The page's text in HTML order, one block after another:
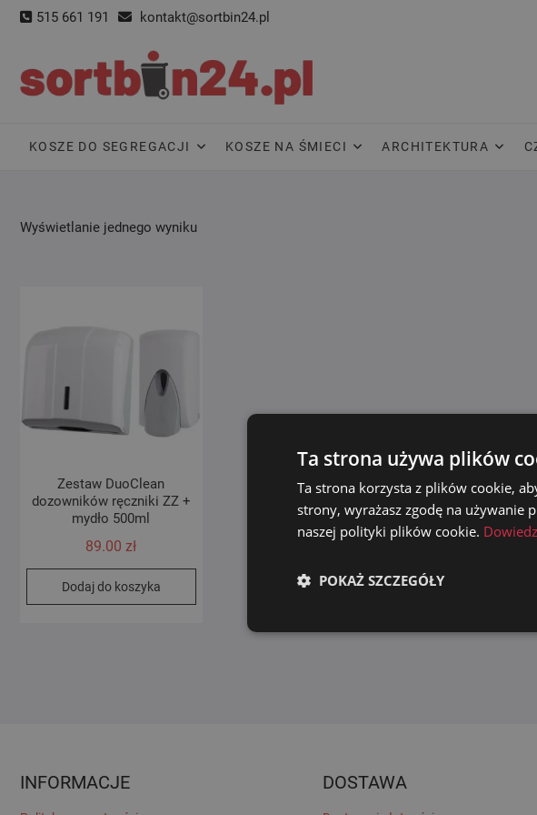
Skip
515 661 191 kontakt@sortbin24.pl
KOSZE DO SEGREGACJI KOSZE NA ŚMIECI ARCHITEKTURA
Wyświetlanie jednego wyniku
Zestaw DuoClean
dozowników ręczniki ZZ +
mydło 500ml
89.00 zł
Dodaj do koszyka
INFORMACJE DOSTAWA
Ta strona używa plików
Ta strona korzysta z plików cookie,
strony, wyrażasz zgodę na używanie
naszej polityki plików cookie.
POKAŻ SZCZEGÓŁY